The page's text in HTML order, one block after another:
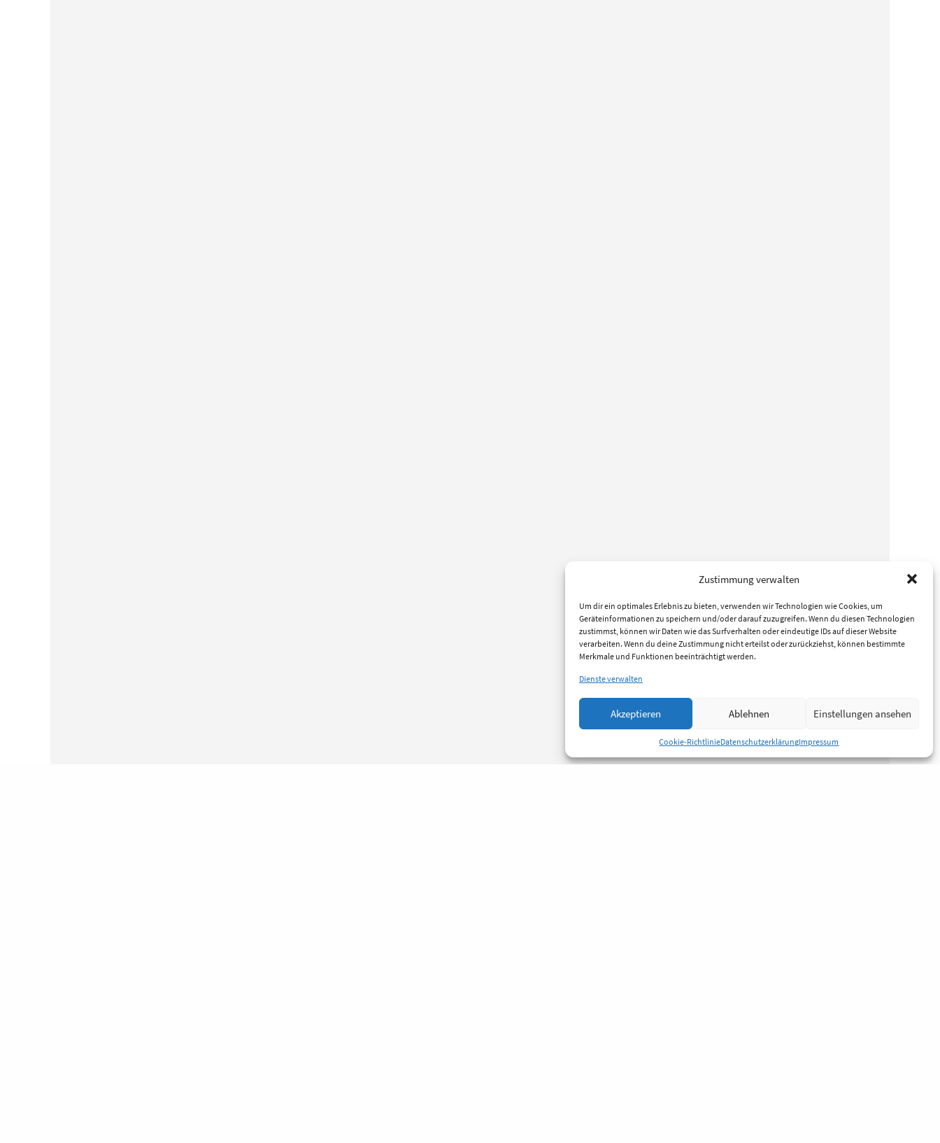
Zustimmung verwalten
Um dir ein optimales Erlebnis zu bieten, verwenden wir Technologien wie Cookies, um
Geräteinformationen zu speichern und/oder darauf zuzugreifen. Wenn du diesen Technologien
zustimmst, können wir Daten wie das Surfverhalten oder eindeutige IDs auf dieser Website
verarbeiten. Wenn du deine Zustimmung nicht erteilst oder zurückziehst, können bestimmte
Merkmale und Funktionen beeinträchtigt werden.
Dienste verwalten
Akzeptieren Ablehnen Einstellungen ansehen
Cookie-RichtlinieDatenschutzerklärungImpressum